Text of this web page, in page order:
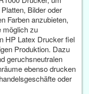
Bilder oder
Farben anzubieten,
möglich zu
HP Latex Drucker fiel
Produktion. Dazu
geruchsneutralen
ebenso drucken
oder